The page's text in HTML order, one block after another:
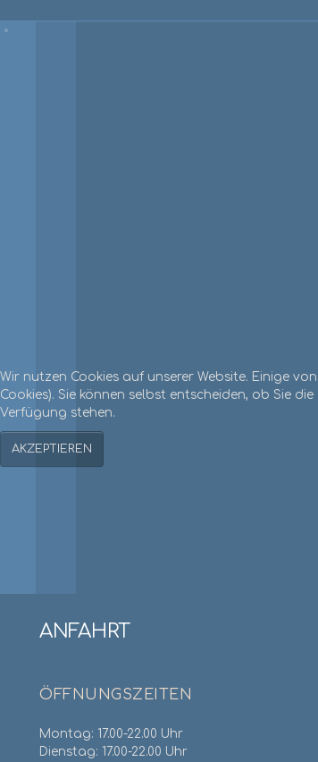
Gepflegte
ANFAHRT
ÖFFNUNGSZEITEN
Montag: 17.00-22.00 Uhr
Dienstag: 17.00-22.00 Uhr
Wir nutzen Cookies auf unserer Website. Einige
Cookies). Sie können selbst entscheiden, ob Sie
Verfügung stehen.
AKZEPTIEREN